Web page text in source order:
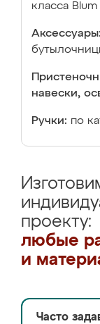
класса
Аксессуары:
навески,
Ручки: по
проекту:
любые
и
Часто